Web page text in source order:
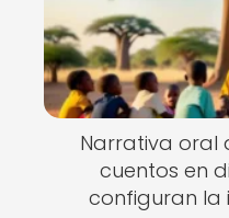
Narrativa oral
cuentos en
configuran la